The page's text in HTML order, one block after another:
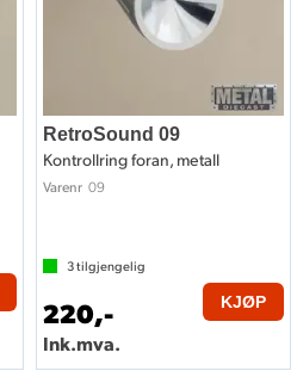
RetroSound 09
Kontrollring foran, metall
Varenr 09
3tilgjengelig
220,-
Ink.mva.
KJØP